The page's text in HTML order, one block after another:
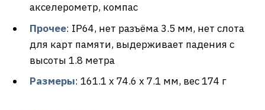
акселерометр, компас
Прочее: IP64, нет разъёма 3.5 мм, нет слота
для карт памяти, выдерживает падения с
высоты 1.8 метра
Размеры: 161.1 x 74.6 x 7.1 мм, вес 174 г